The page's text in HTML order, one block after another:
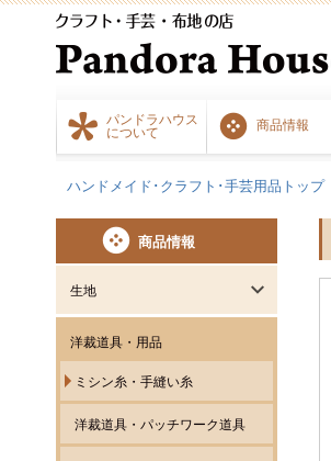
パンドラハウス
について
商品情報
ハンドメイド･クラフト･手芸用品トップ
商品情報
生地
洋裁道具・用品
ミシン糸・手縫い糸
洋裁道具・パッチワーク道具